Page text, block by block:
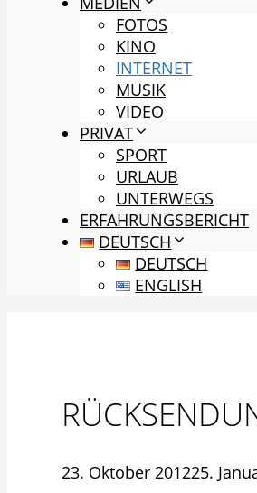
FOTOS
KINO
INTERNET
MUSIK
VIDEO
PRIVAT
SPORT
URLAUB
UNTERWEGS
ERFAHRUNGSBERICHT
DEUTSCH
DEUTSCH
ENGLISH
23. Oktober 201225.